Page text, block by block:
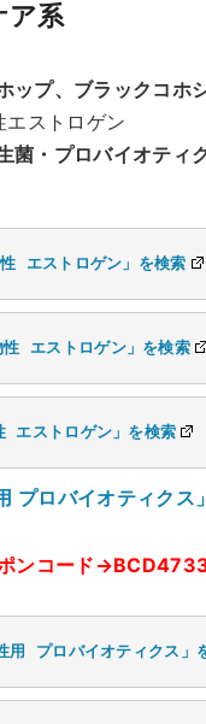
ア系
ップ、ブラックコホ
エストロゲン
菌・プロバイオティ
エストロゲン」を検索
性 エストロゲン」を検索
エストロゲン」を検索
プロバイオティクス
ンコード
用 プロバイオティクス」